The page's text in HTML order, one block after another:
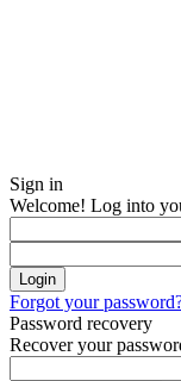
Sign in
Welcome! Log into
Forgot your
Password recovery
Recover your